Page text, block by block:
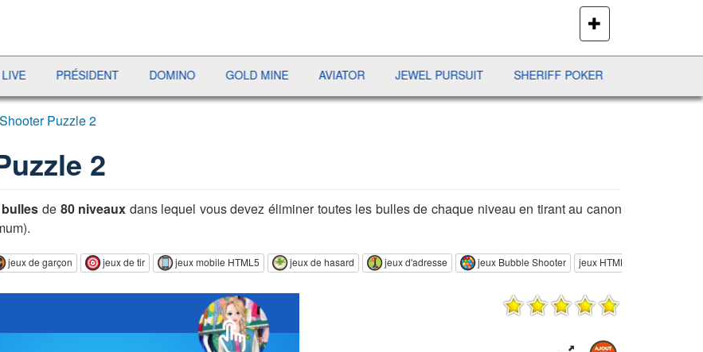
PLUS
DE
JEUX
PRÉSIDENT DOMINO GOLD MINE AVIATOR JEWEL PURSUIT SHERIFF POKER BATAILLE NAVALE
Puzzle 2
2
de 80 niveaux dans lequel vous devez éliminer toutes les bulles de chaque niveau en tirant au canon
jeux de garçon jeux de tir jeux mobile HTML5 jeux de hasard jeux d'adresse jeux Bubble Shooter jeux HTML5